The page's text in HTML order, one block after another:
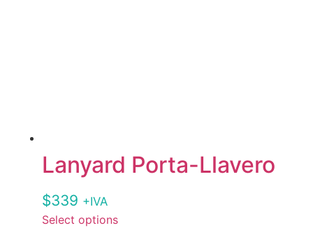
Lanyard Porta-Llavero
$339 +IVA
Select options